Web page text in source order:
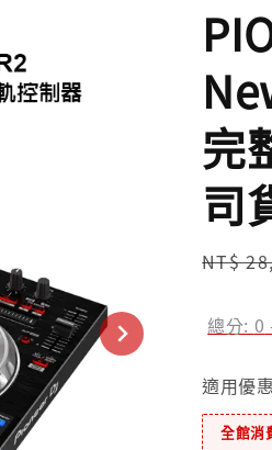
完
司
NT$
總分: 0
適用優惠
全館消